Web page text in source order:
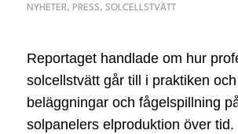
NYHETER, PRESS, SOLCELLSTVÄTT
Reportaget handlade om hur
solcellstvätt går till i praktiken
beläggningar och fågelspillning
solpanelers elproduktion över tid.